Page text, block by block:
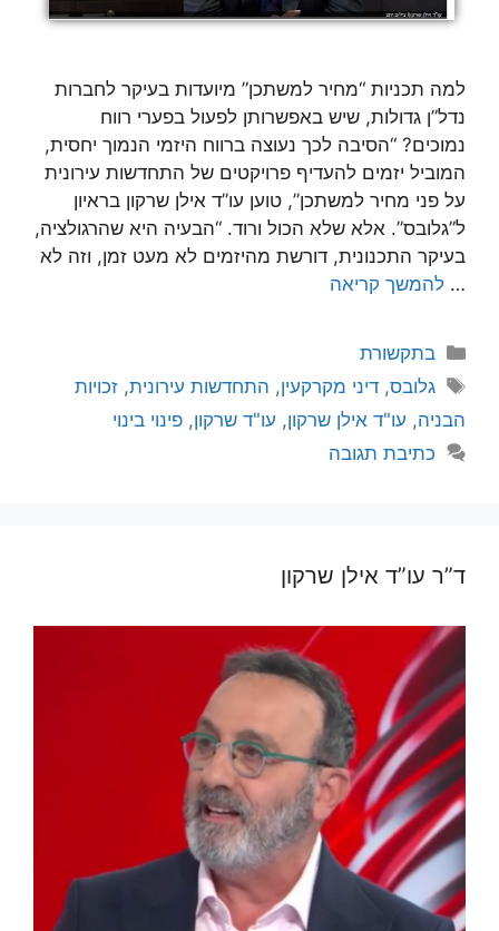
למה תכניות “מחיר למשתכן” מיועדות בעיקר לחברות
נדל”ן גדולות, שיש באפשרותן לפעול בפערי רווח
נמוכים? “הסיבה לכך נעוצה ברווח היזמי הנמוך יחסית,
המוביל יזמים להעדיף פרויקטים של התחדשות עירונית
על פני מחיר למשתכן”, טוען עו”ד אילן שרקון בראיון
ל”גלובס”. אלא שלא הכול ורוד. “הבעיה היא שהרגולציה,
בעיקר התכנונית, דורשת מהיזמים לא מעט זמן, וזה לא
… להמשך קריאה
קטגוריות
בתקשורת
תגיות
גלובס,דיני מקרקעין, התחדשות עירונית,זכויות
הבניה, עו"ד אילן שרקון, עו"ד שרקון, פינוי בינוי
כתיבת תגובה
ד”ר עו”ד אילן שרקון